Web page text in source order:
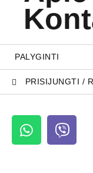
PALYGINTI
PRISIJUNGTI /